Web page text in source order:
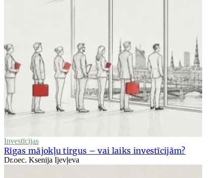
Investīcijas
Rīgas mājokļu tirgus – vai laiks investīcijām?
Dr.oec. Ksenija Ijevļeva